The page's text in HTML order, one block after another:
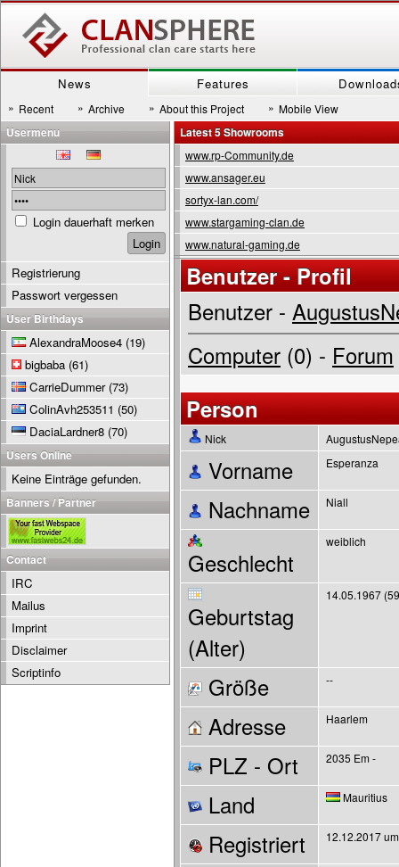
News Features
» Recent » Archive » About this Project » Mobile View
Latest 5 Showrooms
www.rp-Community.de
www.ansager.eu
sortyx-lan.com/
www.stargaming-clan.de
www.natural-gaming.de
Benutzer - Profil
Benutzer -
Computer (0) - Forum
Person
Nick
Vorname Esperanza
Nachname Niall
Geschlecht
weiblich
Geburtstag
(Alter)
14.05.1967
Größe --
Adresse Haarlem
PLZ - Ort 2035 Em -
Land Mauritius
Registriert 12.12.2017
Usermenu
Login dauerhaft merken
Registrierung
Passwort vergessen
User Birthdays
AlexandraMoose4 (19)
bigbaba (61)
CarrieDummer(73)
ColinAvh253511 (50)
DaciaLardner8 (70)
Users Online
Keine Einträge gefunden.
Banners / Partner
Contact
IRC
Mailus
Imprint
Disclaimer
Scriptinfo